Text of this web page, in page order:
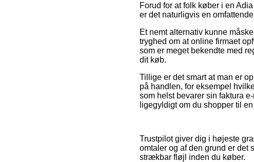
Forud for at folk køber i en
er det naturligvis en
Et nemt alternativ kunne
tryghed om at online firmaet
som er meget bekendte med
dit køb.
Tillige er det smart at man er
på handlen, for eksempel
som helst bevarer sin faktura
ligegyldigt om du shopper til
Trustpilot giver dig i højeste
omtaler og af den grund er det
strækbar fløjl inden du køber.